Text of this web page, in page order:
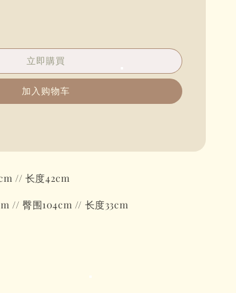
立即購買
加入购物车
// 长度42cm
臀围104cm // 长度33cm